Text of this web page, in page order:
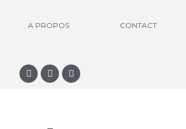
A PROPOS CONTACT